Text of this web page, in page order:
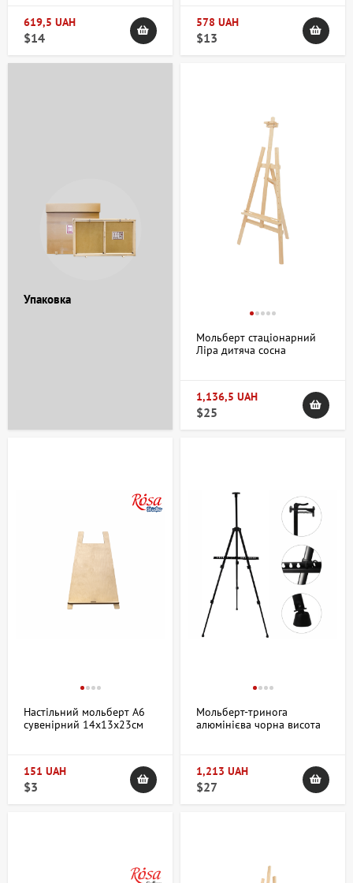
619,5 UAH
$14
578 UAH
$13
Упаковка
Мольберт стаціонарний
Ліра дитяча сосна
1,136,5 UAH
$25
Настільний мольберт А6
сувенірний 14х13х23см
151 UAH
$3
Мольберт-тринога
алюмінієва чорна висота
1,213 UAH
$27